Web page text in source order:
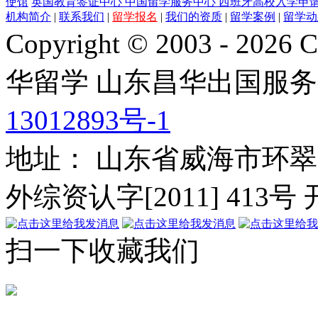
机构简介 | 联系我们 | 留学报名 | 我们的资质 | 留学案例 | 留学
Copyright © 2003 - 2026
华留学 山东昌华出国服
13012893号-1
地址： 山东省威海市环
外综资认字[2011] 413号
扫一下收藏我们